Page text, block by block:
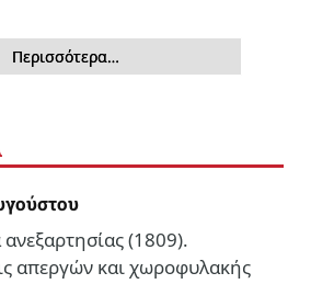
Περισσότερα…
(1809).
απεργών και χωροφυλακής